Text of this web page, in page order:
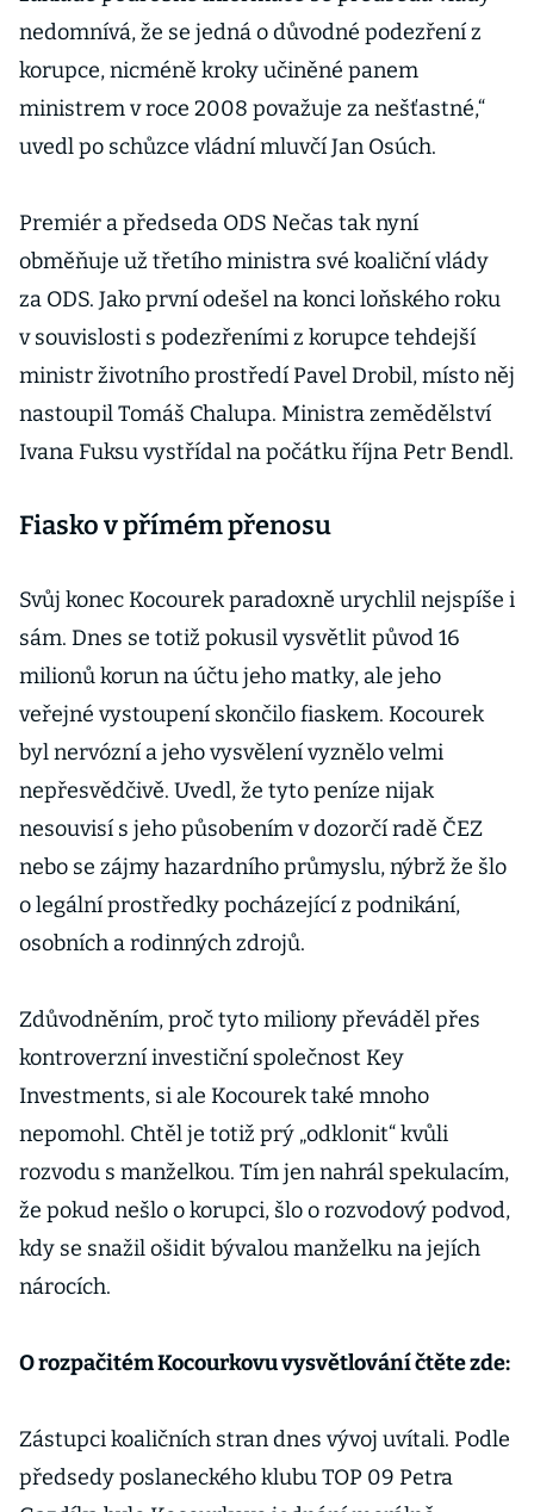
nedomnívá, že se jedná o důvodné podezření z
korupce, nicméně kroky učiněné panem
ministrem v roce 2008 považuje za nešťastné,“
uvedl po schůzce vládní mluvčí Jan Osúch.
Premiér a předseda ODS Nečas tak nyní
obměňuje už třetího ministra své koaliční vlády
za ODS. Jako první odešel na konci loňského roku
v souvislosti s podezřeními z korupce tehdejší
ministr životního prostředí Pavel Drobil, místo něj
nastoupil Tomáš Chalupa. Ministra zemědělství
Ivana Fuksu vystřídal na počátku října Petr Bendl.
Fiasko v přímém přenosu
Svůj konec Kocourek paradoxně urychlil nejspíše i
sám. Dnes se totiž pokusil vysvětlit původ 16
milionů korun na účtu jeho matky, ale jeho
veřejné vystoupení skončilo fiaskem. Kocourek
byl nervózní a jeho vysvělení vyznělo velmi
nepřesvědčivě. Uvedl, že tyto peníze nijak
nesouvisí s jeho působením v dozorčí radě ČEZ
nebo se zájmy hazardního průmyslu, nýbrž že šlo
o legální prostředky pocházející z podnikání,
osobních a rodinných zdrojů.
Zdůvodněním, proč tyto miliony převáděl přes
kontroverzní investiční společnost Key
Investments, si ale Kocourek také mnoho
nepomohl. Chtěl je totiž prý „odklonit“ kvůli
rozvodu s manželkou. Tím jen nahrál spekulacím,
že pokud nešlo o korupci, šlo o rozvodový podvod,
kdy se snažil ošidit bývalou manželku na jejích
nárocích.
O rozpačitém Kocourkovu vysvětlování čtěte zde:
Zástupci koaličních stran dnes vývoj uvítali. Podle
předsedy poslaneckého klubu TOP 09 Petra